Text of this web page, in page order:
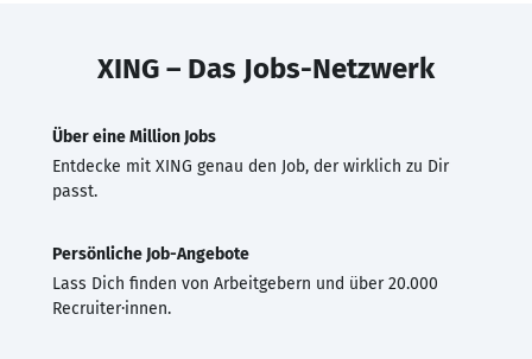
XING – Das Jobs-Netzwerk
Über eine Million Jobs
Entdecke mit XING genau den Job, der wirklich zu Dir
passt.
Persönliche Job-Angebote
Lass Dich finden von Arbeitgebern und über 20.000
Recruiter·innen.